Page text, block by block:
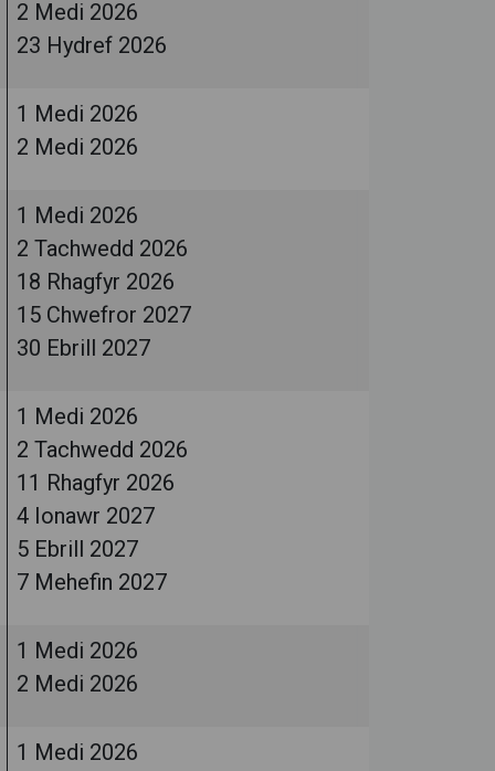
2 Medi 2026
23 Hydref 2026
1 Medi 2026
2 Medi 2026
1 Medi 2026
2 Tachwedd 2026
18 Rhagfyr 2026
15 Chwefror 2027
30 Ebrill 2027
1 Medi 2026
2 Tachwedd 2026
11 Rhagfyr 2026
4 Ionawr 2027
5 Ebrill 2027
7 Mehefin 2027
1 Medi 2026
2 Medi 2026
1 Medi 2026